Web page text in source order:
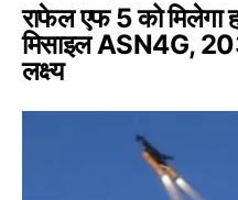
राफेल एफ 5 को मिलेगा
मिसाइल ASN4G,
लक्ष्य